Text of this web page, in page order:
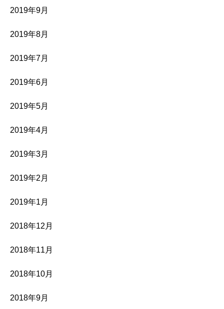
2019年9月
2019年8月
2019年7月
2019年6月
2019年5月
2019年4月
2019年3月
2019年2月
2019年1月
2018年12月
2018年11月
2018年10月
2018年9月